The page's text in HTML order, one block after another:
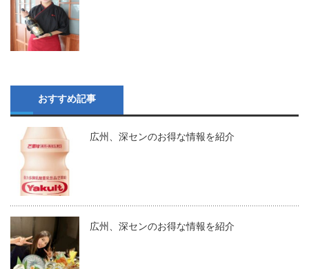
おすすめ記事
広州、深センのお得な情報を紹介
広州、深センのお得な情報を紹介